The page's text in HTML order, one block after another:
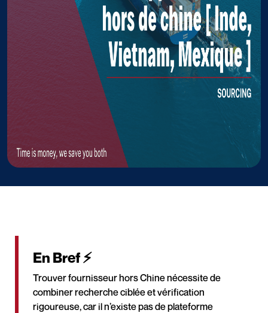
En Bref ⚡
Trouver fournisseur hors Chine nécessite de
combiner recherche ciblée et vérification
rigoureuse, car il n’existe pas de plateforme